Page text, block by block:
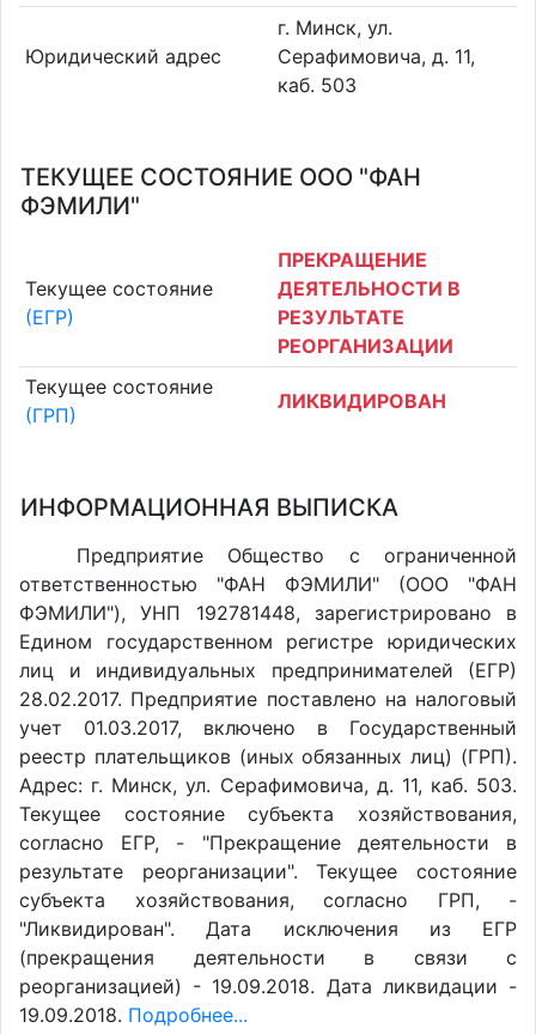
Юридический адрес
г. Минск, ул.
Серафимовича, д. 11,
каб. 503
ТЕКУЩЕЕ СОСТОЯНИЕ ООО "ФАН
ФЭМИЛИ"
Текущее состояние
(ЕГР)
ПРЕКРАЩЕНИЕ
ДЕЯТЕЛЬНОСТИ В
РЕЗУЛЬТАТЕ
РЕОРГАНИЗАЦИИ
Текущее состояние
(ГРП)
ЛИКВИДИРОВАН
ИНФОРМАЦИОННАЯ ВЫПИСКА
Предприятие Общество с ограниченной
ответственностью "ФАН ФЭМИЛИ" (ООО "ФАН
ФЭМИЛИ"), УНП 192781448, зарегистрировано в
Едином государственном регистре юридических
лиц и индивидуальных предпринимателей (ЕГР)
28.02.2017. Предприятие поставлено на налоговый
учет 01.03.2017, включено в Государственный
реестр плательщиков (иных обязанных лиц) (ГРП).
Адрес: г. Минск, ул. Серафимовича, д. 11, каб. 503.
Текущее состояние субъекта хозяйствования,
согласно ЕГР, - "Прекращение деятельности в
результате реорганизации". Текущее состояние
субъекта хозяйствования, согласно ГРП, -
"Ликвидирован". Дата исключения из ЕГР
(прекращения деятельности в связи с
реорганизацией) - 19.09.2018. Дата ликвидации -
19.09.2018. Подробнее...